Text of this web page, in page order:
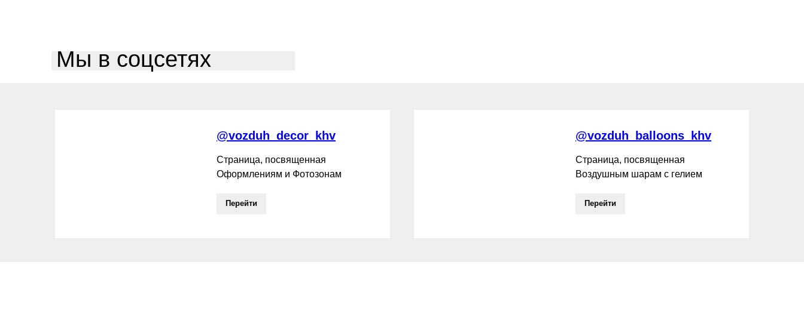
Мы в соцсетях
@vozduh_decor_khv
Страница, посвященная
Оформлениям и Фотозонам
Перейти
@vozduh_balloons_khv
Страница, посвященная
Воздушным шарам с гелием
Перейти